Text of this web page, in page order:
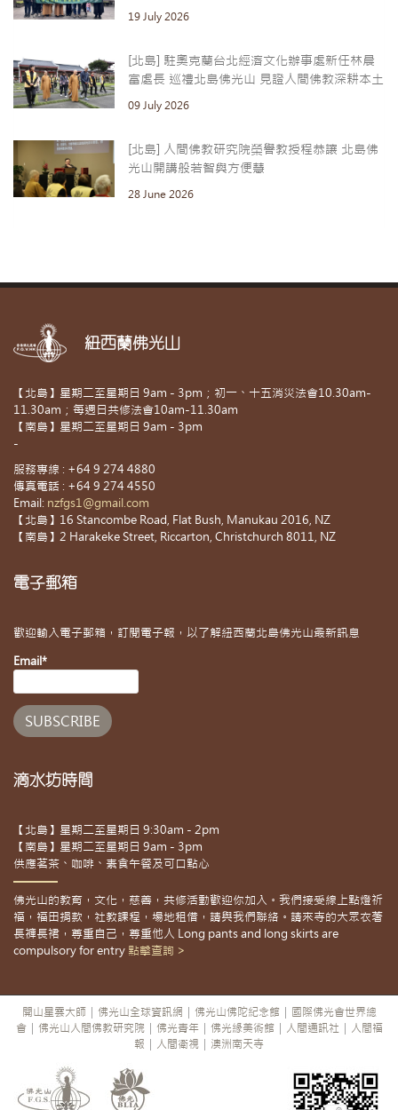
19 July 2026
[北島] 駐奧克蘭台北經濟文化辦事處新任林晨
富處長 巡禮北島佛光山 見證人間佛教深耕本土
09 July 2026
[北島] 人間佛教研究院榮譽教授程恭讓 北島佛
光山開講般若智與方便慧
28 June 2026
紐西蘭佛光山
【北島】星期二至星期日 9am - 3pm；初一、十五消災法會10.30am-
11.30am；每週日共修法會10am-11.30am
【南島】星期二至星期日 9am - 3pm
-
服務專線 : +64 9 274 4880
傳真電話 : +64 9 274 4550
Email: nzfgs1@gmail.com
【北島】16 Stancombe Road, Flat Bush, Manukau 2016, NZ
【南島】2 Harakeke Street, Riccarton, Christchurch 8011, NZ
電子郵箱
歡迎輸入電子郵箱，訂閱電子報，以了解紐西蘭北島佛光山最新訊息
Email*
滴水坊時間
【北島】星期二至星期日 9:30am - 2pm
【南島】星期二至星期日 9am - 3pm
供應茗茶、咖啡、素食午餐及可口點心
佛光山的教育，文化，慈善，共修活動歡迎你加入。我們接受線上點燈祈
福，福田捐款，社教課程，場地租借，請與我們聯絡。請來寺的大眾衣著
長褲長裙，尊重自己，尊重他人 Long pants and long skirts are
compulsory for entry 點擊查詢 >
開山星雲大師 佛光山全球資訊網 佛光山佛陀紀念館
國際佛光會世界總
會
佛光山人間佛教研究院 佛光青年 佛光緣美術館 人間通訊社
人間福
報
人間衛視 澳洲南天寺